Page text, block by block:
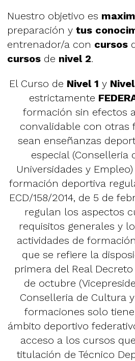
Nuestro objetivo es
preparación y tus
entrenador/a con cursos
cursos de nivel 2.
El Curso de Nivel 1 y
estrictamente
formación sin efectos
convalidable con otras
sean enseñanzas
especial (Conselleria
Universidades y
formación deportiva
ECD/158/2014, de 5 de
regulan los aspectos
requisitos generales y
actividades de
que se refiere la
primera del Real Decreto
de octubre
Conselleria de Cultura
formaciones solo
ámbito deportivo
acceso a los cursos
titulación de Técnico